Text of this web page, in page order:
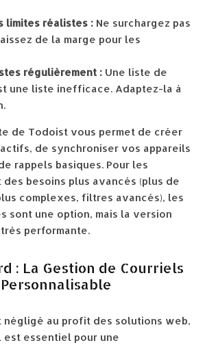
limites réalistes : Ne surchargez pas
de la marge pour les
régulièrement : Une liste de
une liste inefficace. Adaptez-la à
de Todoist vous permet de créer
de synchroniser vos appareils
rappels basiques. Pour les
besoins plus avancés (plus de
complexes, filtres avancés), les
sont une option, mais la version
performante.
: La Gestion de Courriels
négligé au profit des solutions web,
est essentiel pour une